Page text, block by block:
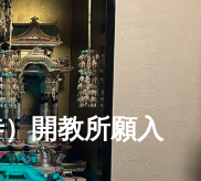
開教所願入